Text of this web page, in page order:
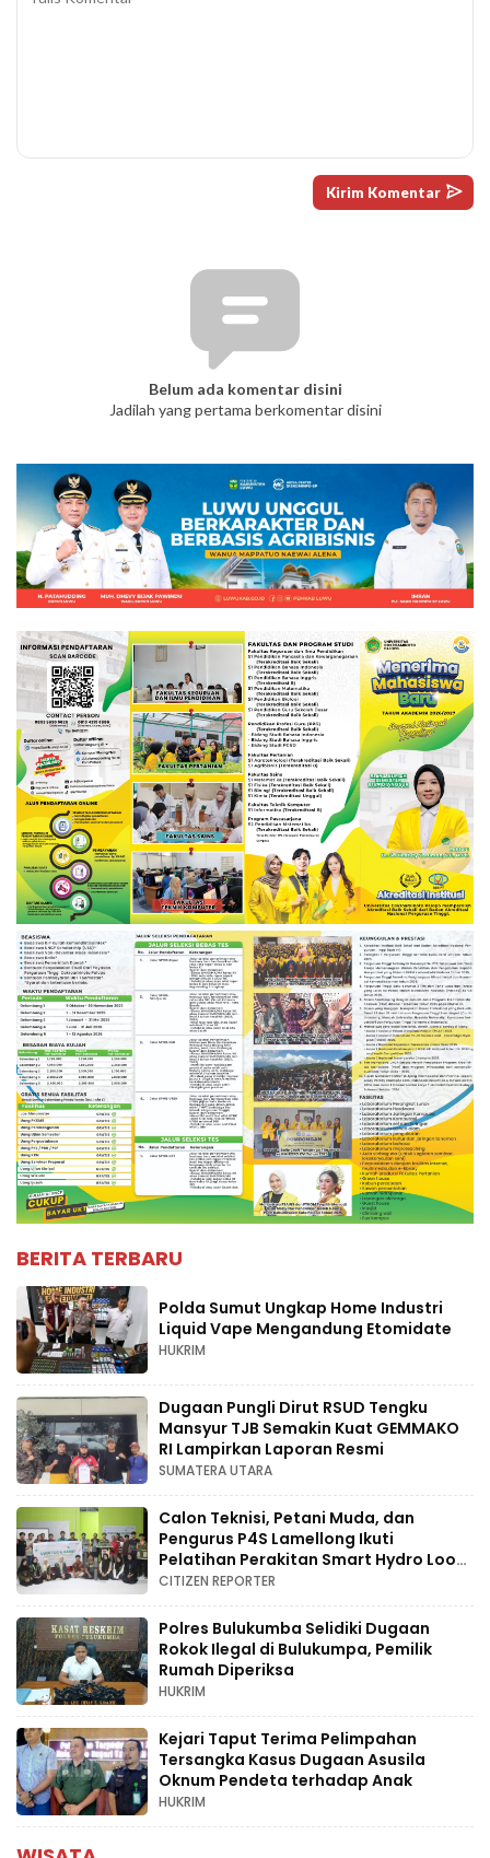
Belum ada komentar disini
Jadilah yang pertama berkomentar disini
BERITA TERBARU
Polda Sumut Ungkap Home Industri
Liquid Vape Mengandung Etomidate
HUKRIM
Dugaan Pungli Dirut RSUD Tengku
Mansyur TJB Semakin Kuat GEMMAKO
RI Lampirkan Laporan Resmi
SUMATERA UTARA
Calon Teknisi, Petani Muda, dan
Pengurus P4S Lamellong Ikuti
Pelatihan Perakitan Smart Hydro Loop
di Desa Kajaolaliddong
CITIZEN REPORTER
Polres Bulukumba Selidiki Dugaan
Rokok Ilegal di Bulukumpa, Pemilik
Rumah Diperiksa
HUKRIM
Kejari Taput Terima Pelimpahan
Tersangka Kasus Dugaan Asusila
Oknum Pendeta terhadap Anak
HUKRIM